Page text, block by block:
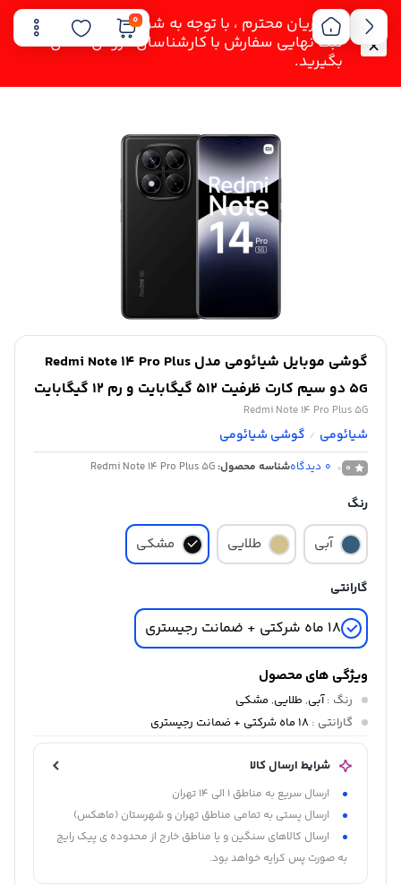
مشتریان محترم ، با توجه به شرایط فعلی لطفا قبل از
ثبت نهایی سفارش با کارشناسان فروش تماس
بگیرید.
0
گوشی موبایل شیائومی مدل Redmi Note 14 Pro Plus
5G دو سیم کارت ظرفیت 512 گیگابایت و رم 12 گیگابایت
Redmi Note 14 Pro Plus 5G
شیائومی / گوشی شیائومی
0
0 دیدگاهشناسه محصول: Redmi Note 14 Pro Plus 5G
رنگ
آبی طلایی مشکی
گارانتی
18 ماه شرکتی + ضمانت رجیستری
ویژگی های محصول
رنگ :آبی, طلایی, مشکی
گارانتی : 18 ماه شرکتی + ضمانت رجیستری
شرایط ارسال کالا
ارسال سریع به مناطق 1 الی 14 تهران
ارسال پستی به تمامی مناطق تهران و شهرستان (ماهکس)
ارسال کالاهای سنگین و یا مناطق خارج از محدوده ی پیک رایج
به صورت پس کرایه خواهد بود.